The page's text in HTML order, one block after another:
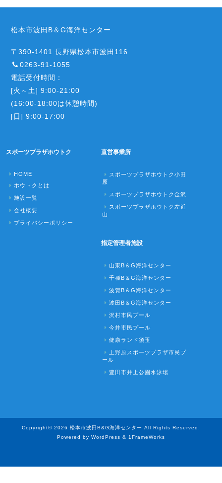
松本市波田B＆G海洋センター
〒390-1401 長野県松本市波田116
0263-91-1055
電話受付時間：
[火～土] 9:00-21:00
(16:00-18:00は休憩時間)
[日] 9:00-17:00
スポーツプラザホウトク
HOME
ホウトクとは
施設一覧
会社概要
プライバシーポリシー
直営事業所
スポーツプラザホウトク小田
原
スポーツプラザホウトク金沢
スポーツプラザホウトク左近
山
指定管理者施設
山東B＆G海洋センター
千種B＆G海洋センター
波賀B＆G海洋センター
波田B＆G海洋センター
沢村市民プール
今井市民プール
健康ランド須玉
上野原スポーツプラザ市民プ
ール
豊田市井上公園水泳場
Copyright© 2026 松本市波田B&G海洋センター All Rights Reserved.
Powered by WordPress & 1FrameWorks